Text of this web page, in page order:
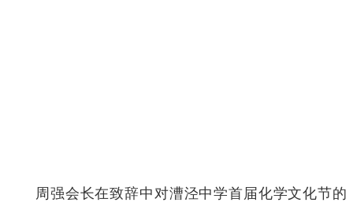
周强会长在致辞中对漕泾中学首届化学文化节的